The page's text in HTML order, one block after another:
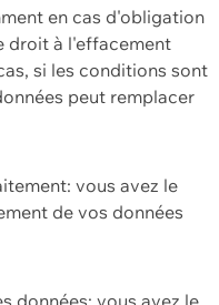
en cas d'obligation
droit à l'effacement
si les conditions sont
peut remplacer
vous avez le
de vos données
données: vous avez le